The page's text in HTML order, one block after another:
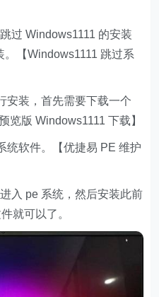
Windows1111 的安装
【Windows1111 跳过系
装，首先需要下载一个
览版 Windows1111 下载】
软件。【优捷易 PE 维护
pe 系统，然后安装此前
就可以了。